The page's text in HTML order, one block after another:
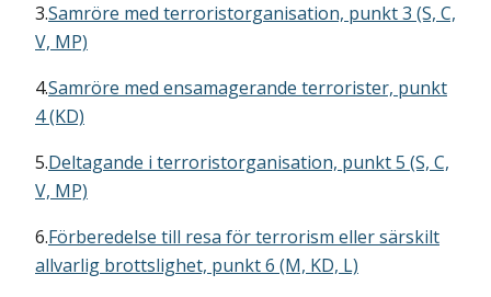
3.Samröre med terroristorganisation, punkt 3 (S, C,
V, MP)
4.Samröre med ensamagerande terrorister, punkt
4 (KD)
5.Deltagande i terroristorganisation, punkt 5 (S, C,
V, MP)
6.Förberedelse till resa för terrorism eller särskilt
allvarlig brottslighet, punkt 6 (M, KD, L)